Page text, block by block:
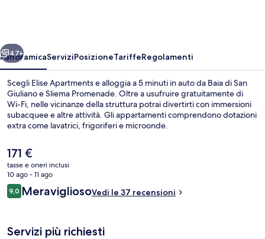
Avanti
47+
PanoramicaServiziPosizioneTariffeRegolamenti
Scegli Elise Apartments e alloggia a 5 minuti in auto da Baia di San
Giuliano e Sliema Promenade. Oltre a usufruire gratuitamente di
Wi-Fi, nelle vicinanze della struttura potrai divertirti con immersioni
subacquee e altre attività. Gli appartamenti comprendono dotazioni
extra come lavatrici, frigoriferi e microonde.
Il
prezzo
attuale
è
171 €
171 €
tasse e oneri inclusi
10 ago - 11 ago
Recensioni
9,09,0 su 10
MeravigliosoVedi le 37 recensioni
Servizi più richiesti